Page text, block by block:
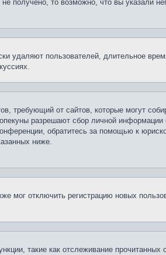
получено, то возможно, что вы указали
удаляют пользователей, длительное
требующий от сайтов, которые могут
разрешают сбор личной информации
обратитесь за помощью к
ниже.
мог отключить регистрацию новых
такие как отслеживание прочитанных